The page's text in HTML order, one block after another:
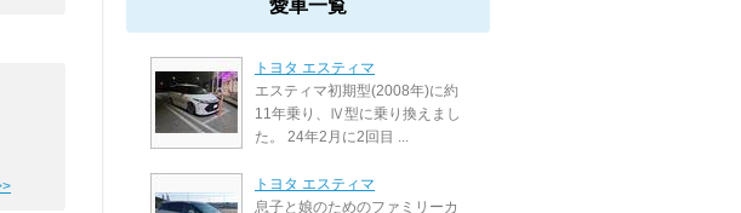
愛車一覧
トヨタ エスティマ
エスティマ初期型(2008年)に約
11年乗り、Ⅳ型に乗り換えまし
た。 24年2月に2回目 ...
トヨタ エスティマ
息子と娘のためのファミリーカ